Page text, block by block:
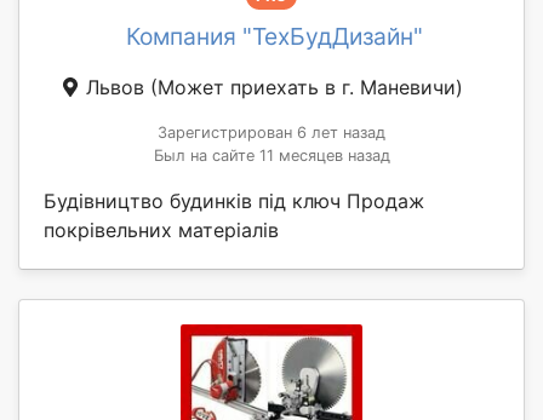
Компания "ТехБудДизайн"
Львов (Может приехать в г. Маневичи)
Зарегистрирован 6 лет назад
Был на сайте 11 месяцев назад
Будівництво будинків під ключ Продаж
покрівельних матеріалів